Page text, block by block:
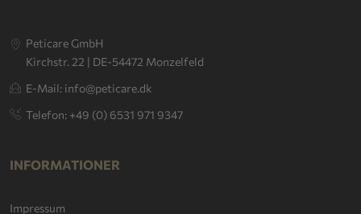
Peticare GmbH
Kirchstr. 22 | DE-54472 Monzelfeld
E-Mail: info@peticare.dk
Telefon: +49 (0) 6531 971 9347
INFORMATIONER
Impressum